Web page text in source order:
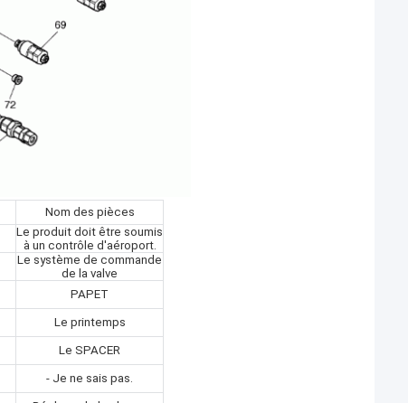
Nom des pièces
Le produit doit être soumis
à un contrôle d'aéroport.
Le système de commande
de la valve
PAPET
Le printemps
Le SPACER
- Je ne sais pas.